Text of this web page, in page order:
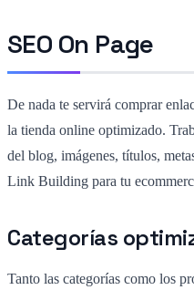
SEO On Page
De nada te servirá comprar
la tienda online optimizado.
del blog, imágenes, títulos,
Link Building para tu
Categorías
Tanto las categorías como los